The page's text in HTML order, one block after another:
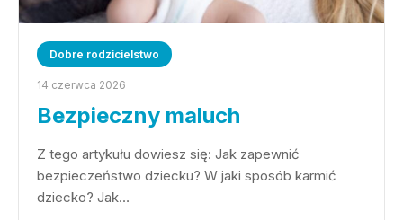
Dobre rodzicielstwo
14 czerwca 2026
Bezpieczny maluch
Z tego artykułu dowiesz się: Jak zapewnić
bezpieczeństwo dziecku? W jaki sposób karmić
dziecko? Jak…